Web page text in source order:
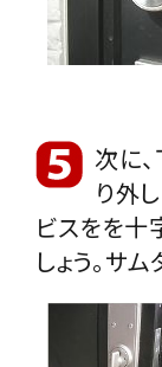
次に
り外
ビスをを十
しょう。サ